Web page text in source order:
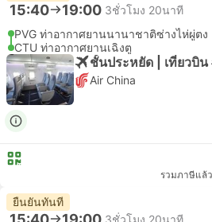
15:40 19:00 3ชั่วโมง 20นาที
PVG ท่าอากาศยานนานาชาติซ่างไห่ผู่ตง
CTU ท่าอากาศยานเฉิงตู
ชั้นประหยัด | เที่ยวบิน
Air China
รวมภาษีแล้ว
ยืนยันทันที
3ชั่วโมง 20นาที